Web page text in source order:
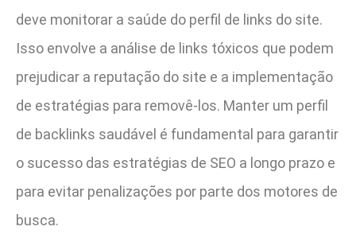
deve monitorar a saúde do perfil de links do site.
Isso envolve a análise de links tóxicos que podem
prejudicar a reputação do site e a implementação
de estratégias para removê-los. Manter um perfil
de backlinks saudável é fundamental para garantir
o sucesso das estratégias de SEO a longo prazo e
para evitar penalizações por parte dos motores de
busca.